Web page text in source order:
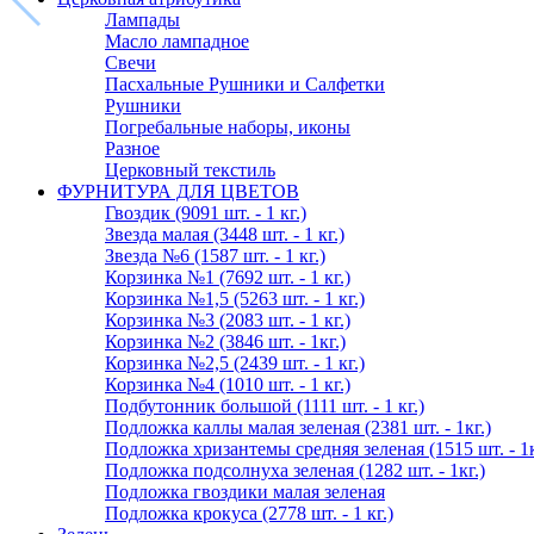
Лампады
Масло лампадное
Свечи
Пасхальные Рушники и Салфетки
Рушники
Погребальные наборы, иконы
Разное
Церковный текстиль
ФУРНИТУРА ДЛЯ ЦВЕТОВ
Гвоздик (9091 шт. - 1 кг.)
Звезда малая (3448 шт. - 1 кг.)
Звезда №6 (1587 шт. - 1 кг.)
Корзинка №1 (7692 шт. - 1 кг.)
Корзинка №1,5 (5263 шт. - 1 кг.)
Корзинка №3 (2083 шт. - 1 кг.)
Корзинка №2 (3846 шт. - 1кг.)
Корзинка №2,5 (2439 шт. - 1 кг.)
Корзинка №4 (1010 шт. - 1 кг.)
Подбутонник большой (1111 шт. - 1 кг.)
Подложка каллы малая зеленая (2381 шт. - 1кг.)
Подложка хризантемы средняя зеленая (1515 шт. -
Подложка подсолнуха зеленая (1282 шт. - 1кг.)
Подложка гвоздики малая зеленая
Подложка крокуса (2778 шт. - 1 кг.)